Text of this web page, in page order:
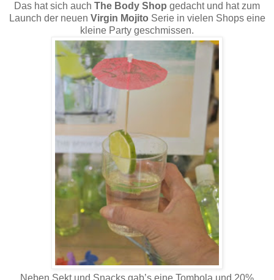
Das hat sich auch The Body Shop gedacht und hat zum
Launch der neuen Virgin Mojito Serie in vielen Shops eine
kleine Party geschmissen.
Neben Sekt und Snacks gab’s eine Tombola und 20%